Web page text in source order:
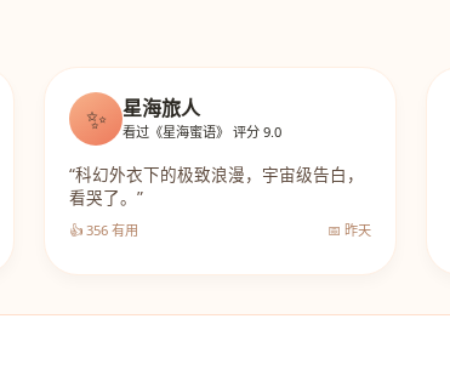
✨ 星海旅人
看过《星海蜜语》 评分 9.0
“科幻外衣下的极致浪漫，宇宙级告白，
看哭了。”
👍 356 有用 📅 昨天